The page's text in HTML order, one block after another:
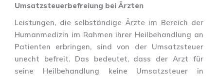
Umsatzsteuerbefreiung bei Ärzten
Leistungen, die selbständige Ärzte im Bereich der
Humanmedizin im Rahmen ihrer Heilbehandlung an
Patienten erbringen, sind von der Umsatzsteuer
unecht befreit. Das bedeutet, dass der Arzt für
seine Heilbehandlung keine Umsatzsteuer in